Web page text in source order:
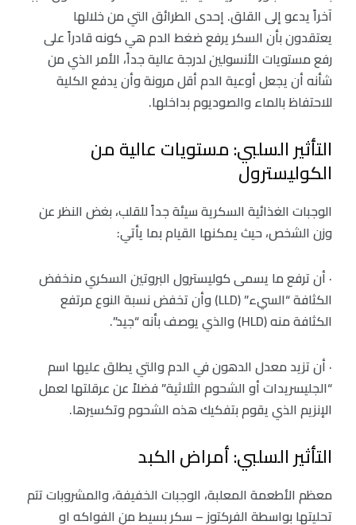
آخراً يدعو إلى القلق. إحدى الطرائق التي من خلالها
يعتقدون بأن السكر يرفع ضغط الدم هي كونه قادراً على
رفع مستويات الأنسولين لدرجة عالية جداً، الأمر الذي من
شأنه أن يجعل أوعية الدم أقل مرونة وأن يدفع الكلية
للاحتفاظ بالماء والصوديوم بداخلها.
التأثير السلبي: مستويات عالية من
الكوليسترول
الوجبات الغذائية السكرية سيئة جداً للقلب، بغض النظر عن
وزن الشخص، حيث يمكنها القيام بما يأتي:
· أن ترفع ما يسمى كوليسترول البروتين السكري منخفض
الكثافة “السيء” (LLD) وأن تخفض نسبة النوع مرتفع
الكثافة منه (HLD) والذي يوصف بأنه “جيد”.
· أن تزيد معدل الدهون في الدم والتي يطلق عليها اسم
“الجليسريدات أو الشحوم الثلاثية” فضلاً عن عرقلتها لعمل
الإنزيم الذي يقوم بتفكيك هذه الشحوم وتكسيرها.
التأثير السلبي: أمراض الكبد
معظم الأطعمة المعلبة، الوجبات الخفيفة، والمشروبات تتم
تحليتها بواسطة الفركتوز – سكر بسيط من الفواكه او